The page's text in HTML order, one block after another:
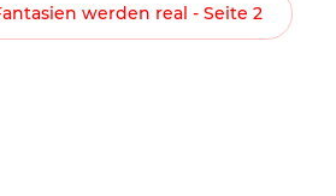
werden real - Seite 2